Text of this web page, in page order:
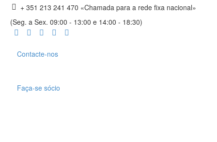
+ 351 213 241 470 «Chamada para a rede fixa nacional»
(Seg. a Sex. 09:00 - 13:00 e 14:00 - 18:30)
Contacte-nos
Faça-se sócio